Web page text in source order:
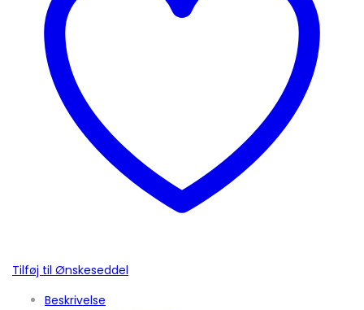
Tilføj til Ønskeseddel
Beskrivelse